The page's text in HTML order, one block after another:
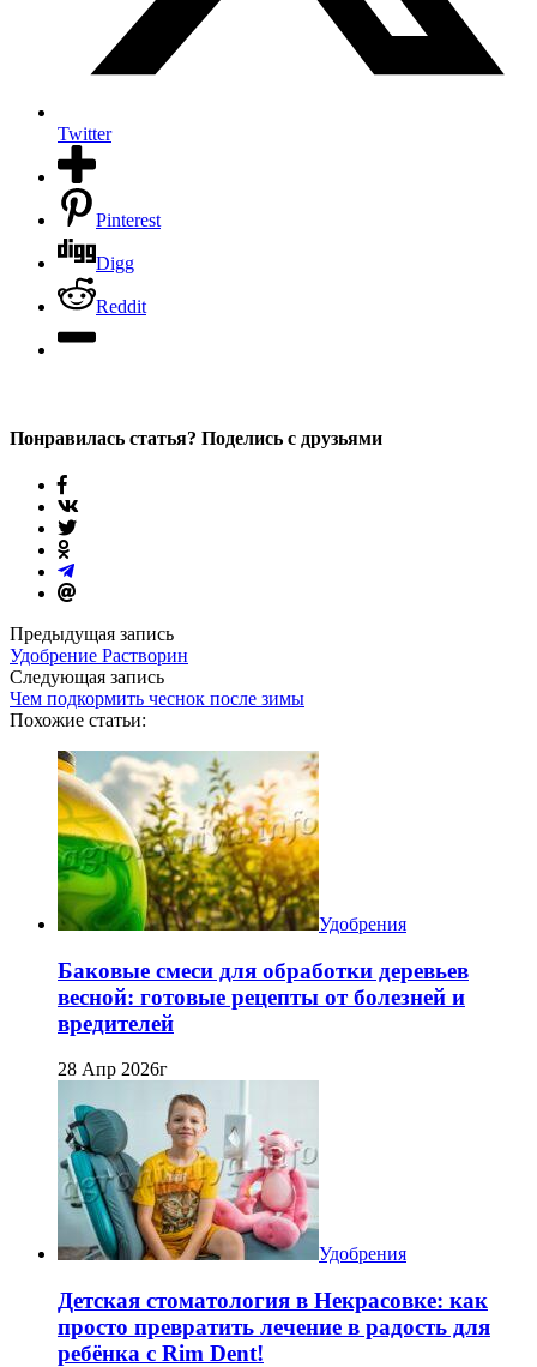
Twitter
Pinterest
Digg
Reddit
Понравилась статья? Поделись с друзьями
Предыдущая запись
Удобрение Растворин
Следующая запись
Чем подкормить чеснок после зимы
Похожие статьи:
Удобрения
Баковые смеси для обработки деревьев
весной: готовые рецепты от болезней и
вредителей
28 Апр 2026г
Удобрения
Детская стоматология в Некрасовке: как
просто превратить лечение в радость для
ребёнка с Rim Dent!